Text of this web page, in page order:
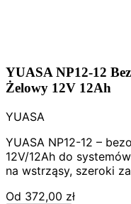
YUASA NP12-12
Żelowy 12V 12Ah
YUASA
YUASA NP12-12 –
12V/12Ah do
na wstrząsy, szeroki
Od 372,00 zł